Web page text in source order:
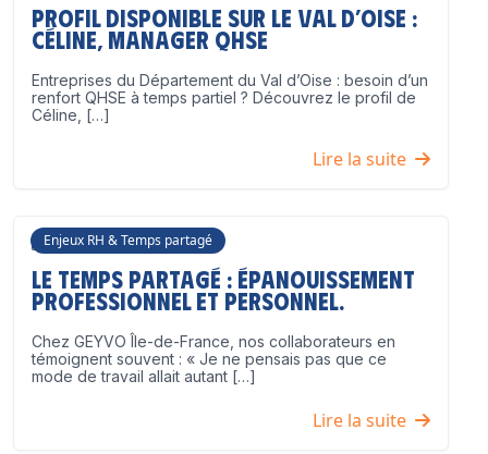
Profil disponible sur le Val d’Oise :
Céline, Manager QHSE
Entreprises du Département du Val d’Oise : besoin d’un
renfort QHSE à temps partiel ? Découvrez le profil de
Céline, […]
Lire la suite
Enjeux RH & Temps partagé
17 juillet 2025 Geyvo
Le temps partagé : épanouissement
professionnel ET personnel.
Chez GEYVO Île-de-France, nos collaborateurs en
témoignent souvent : « Je ne pensais pas que ce
mode de travail allait autant […]
Lire la suite